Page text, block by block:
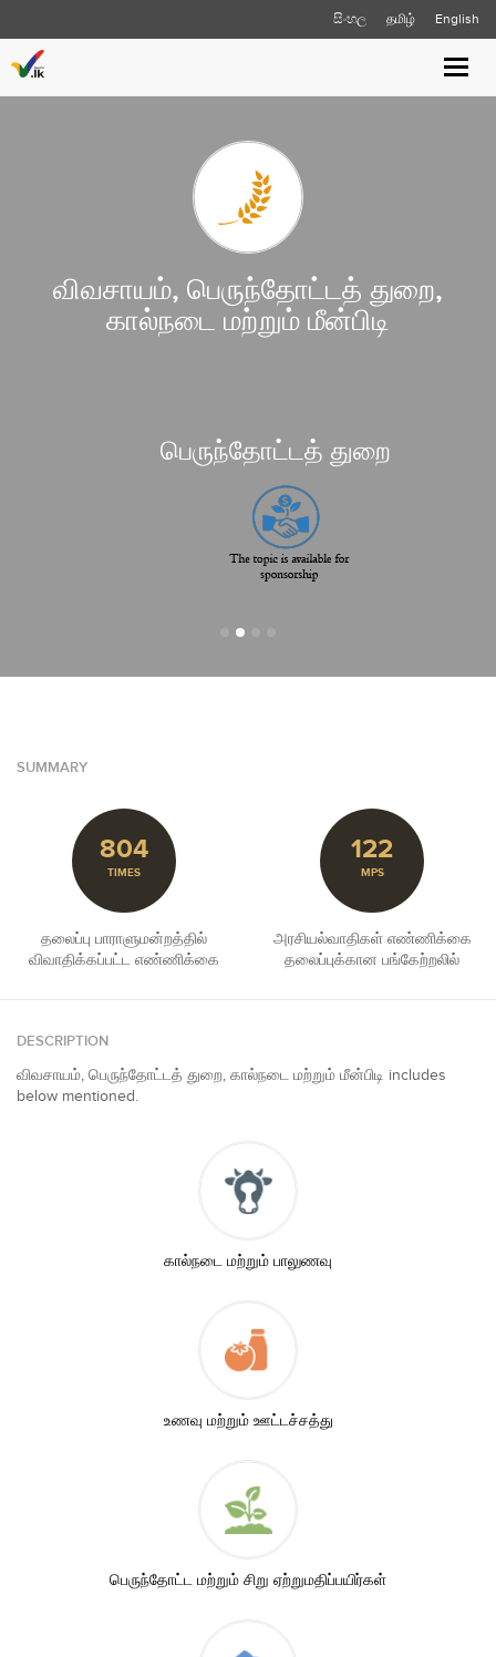
සිංහල தமிழ் English
Toggle
விவசாயம், பெருந்தோட்டத் துறை,
கால்நடை மற்றும் மீன்பிடி
பெருந்தோட்டத் துறை
SUMMARY
804
TIMES
தலைப்பு பாராளுமன்றத்தில்
விவாதிக்கப்பட்ட எண்ணிக்கை
122
MPS
அரசியல்வாதிகள் எண்ணிக்கை
தலைப்புக்கான பங்கேற்றலில்
DESCRIPTION
விவசாயம், பெருந்தோட்டத் துறை, கால்நடை மற்றும் மீன்பிடி includes
below mentioned.
கால்நடை மற்றும் பாலுணவு
உணவு மற்றும் ஊட்டச்சத்து
பெருந்தோட்ட மற்றும் சிறு ஏற்றுமதிப்பயிர்கள்